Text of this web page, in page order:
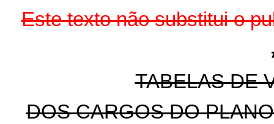
Este texto não substitui o
TABELAS DE
DOS CARGOS DO